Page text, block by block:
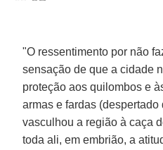
"O ressentimento por não
sensação de que a cidade
proteção aos quilombos e
armas e fardas
vasculhou a região à caça
toda ali, em embrião, a